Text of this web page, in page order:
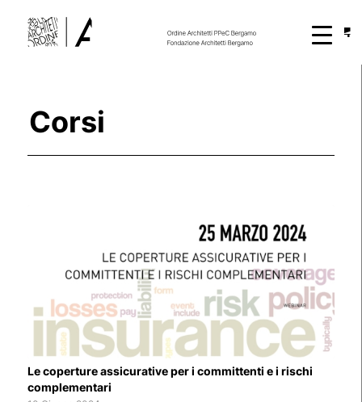
Corsi
Le coperture assicurative per i committenti e i rischi
complementari